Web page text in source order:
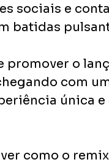
sociais e
batidas
o
com
única
como o